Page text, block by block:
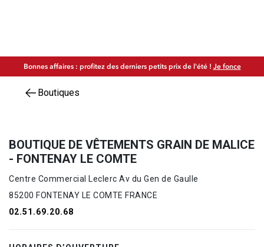
Bonnes affaires : profitez des derniers petits prix de l'été ! Je fonce
Boutiques
BOUTIQUE DE VÊTEMENTS GRAIN DE MALICE
- FONTENAY LE COMTE
Centre Commercial Leclerc Av du Gen de Gaulle
85200 FONTENAY LE COMTE FRANCE
02.51.69.20.68